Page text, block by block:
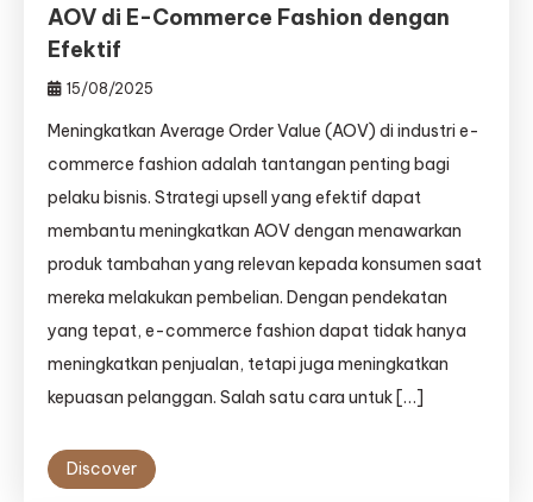
AOV di E-Commerce Fashion dengan
Efektif
15/08/2025
Meningkatkan Average Order Value (AOV) di industri e-
commerce fashion adalah tantangan penting bagi
pelaku bisnis. Strategi upsell yang efektif dapat
membantu meningkatkan AOV dengan menawarkan
produk tambahan yang relevan kepada konsumen saat
mereka melakukan pembelian. Dengan pendekatan
yang tepat, e-commerce fashion dapat tidak hanya
meningkatkan penjualan, tetapi juga meningkatkan
kepuasan pelanggan. Salah satu cara untuk […]
Discover